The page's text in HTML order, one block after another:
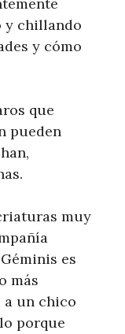
y chillando
y cómo
que
pueden
muy
es
más
a un chico
porque